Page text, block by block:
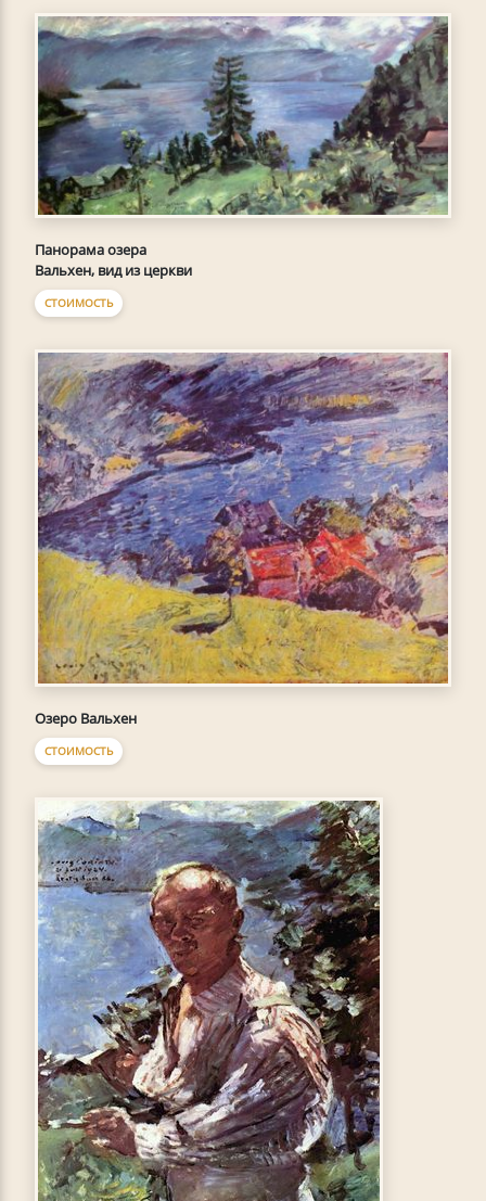
Панорама озера
Вальхен, вид из церкви
СТОИМОСТЬ
Озеро Вальхен
СТОИМОСТЬ